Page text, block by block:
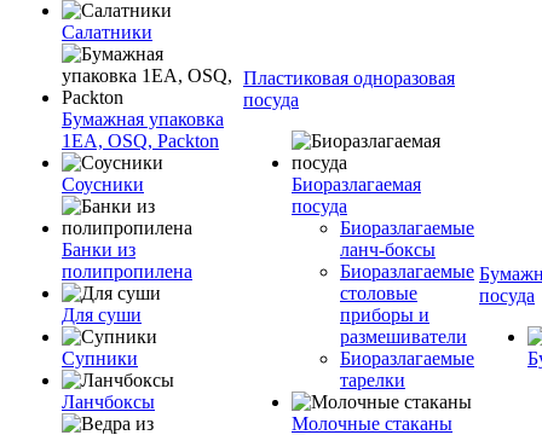
Салатники
Бумажная упаковка
1ЕА, OSQ, Packton
Соусники
Банки из
полипропилена
Для суши
Супники
Ланчбоксы
Пластиковая одноразовая
посуда
Биоразлагаемая
посуда
Биоразлагаемые
ланч-боксы
Биоразлагаемые
столовые
приборы и
размешиватели
Биоразлагаемые
тарелки
Молочные стаканы
посуда